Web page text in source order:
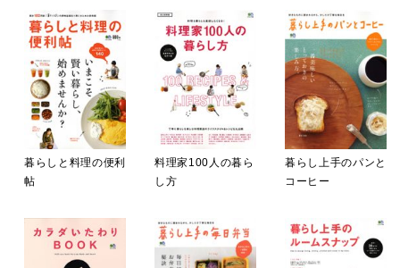
暮らしと料理の便利
帖
料理家100人の暮ら
し方
暮らし上手のパンと
コーヒー